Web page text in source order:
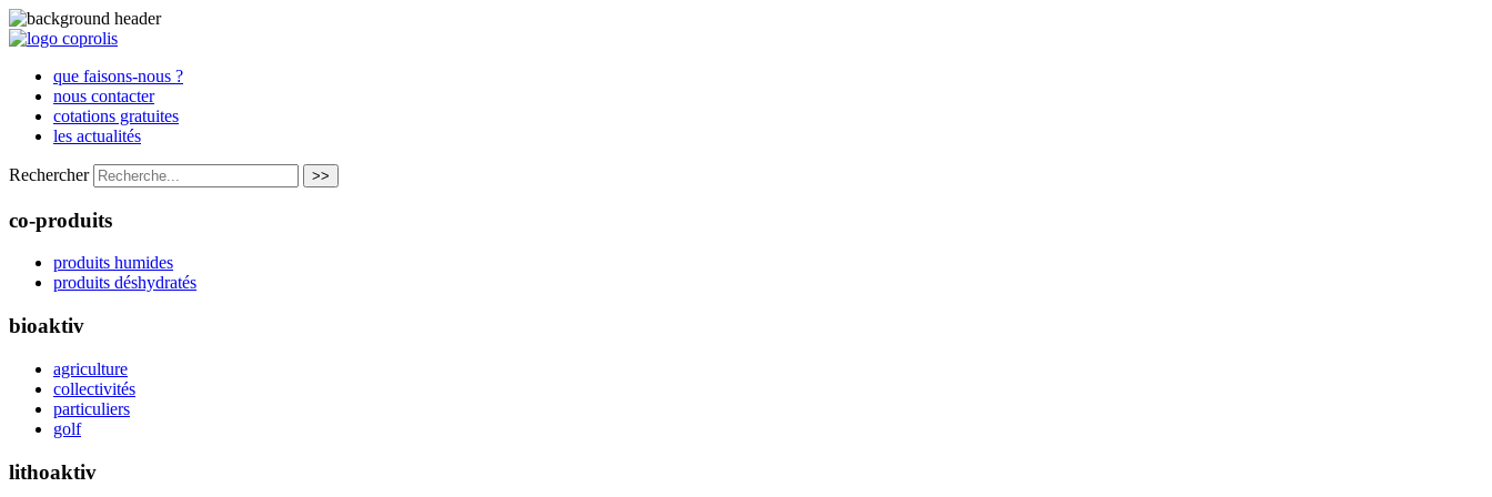
que faisons-nous ?
nous contacter
cotations gratuites
les actualités
Rechercher >>
co-produits
produits humides
produits déshydratés
bioaktiv
agriculture
collectivités
particuliers
golf
lithoaktiv